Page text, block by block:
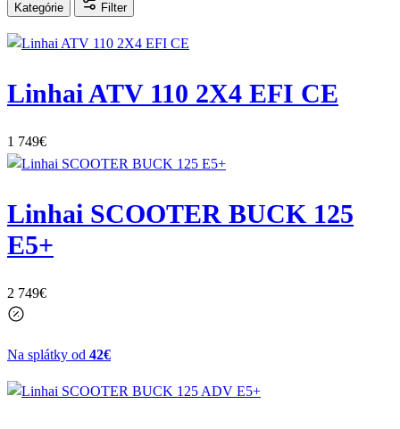
Kategórie Filter
Linhai ATV 110 2X4 EFI CE
1 749€
Linhai SCOOTER BUCK 125
E5+
2 749€
Na splátky od 42€